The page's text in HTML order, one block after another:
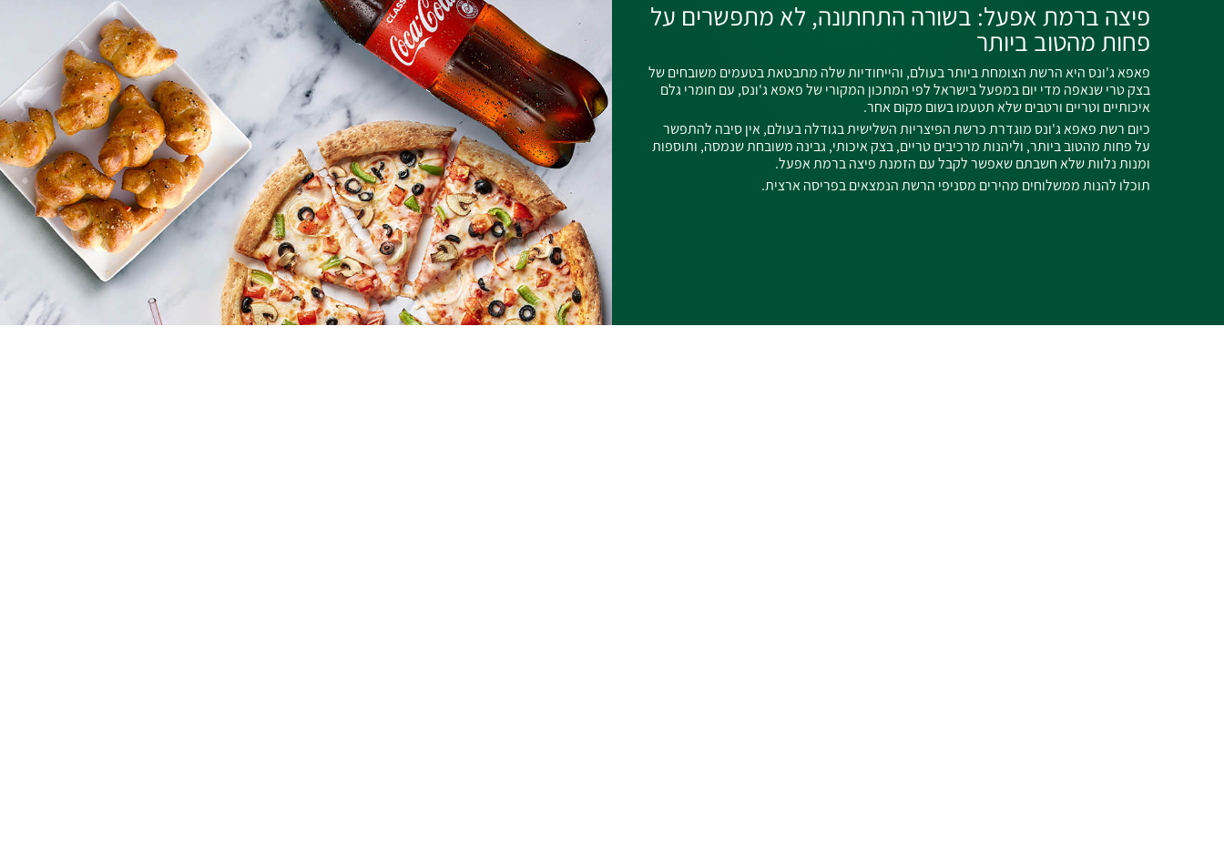
פיצה ברמת אפעל: בשורה התחתונה, לא מתפשרים על
פחות מהטוב ביותר
פאפא ג'ונס היא הרשת הצומחת ביותר בעולם, והייחודיות שלה מתבטאת בטעמים משובחים של
בצק טרי שנאפה מדי יום במפעל בישראל לפי המתכון המקורי של פאפא ג'ונס, עם חומרי גלם
איכותיים וטריים ורטבים שלא תטעמו בשום מקום אחר.
כיום רשת פאפא ג'ונס מוגדרת כרשת הפיצריות השלישית בגודלה בעולם, אין סיבה להתפשר
על פחות מהטוב ביותר, וליהנות מרכיבים טריים, בצק איכותי, גבינה משובחת שנמסה, ותוספות
ומנות נלוות שלא חשבתם שאפשר לקבל עם הזמנת פיצה ברמת אפעל.
תוכלו להנות ממשלוחים מהירים מסניפי הרשת הנמצאים בפריסה ארצית.